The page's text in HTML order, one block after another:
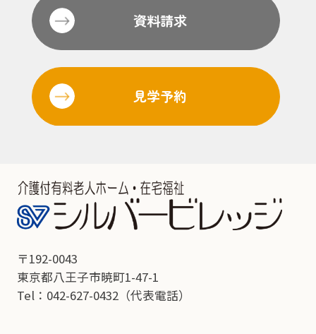
資料請求
見学予約
〒192-0043
東京都八王子市暁町1-47-1
Tel：042-627-0432（代表電話）